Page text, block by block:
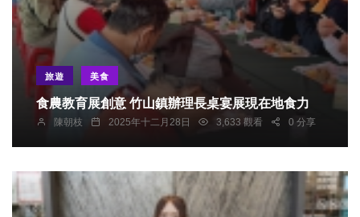
旅遊 美食
食農教育展創意 竹山鎮辦理長桌宴展現在地食力
陳朝枝 2025年十二月28日 3,633 觀看 0 分享